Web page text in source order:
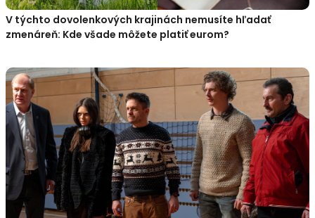
V týchto dovolenkových krajinách nemusíte hľadať
zmenáreň: Kde všade môžete platiť eurom?